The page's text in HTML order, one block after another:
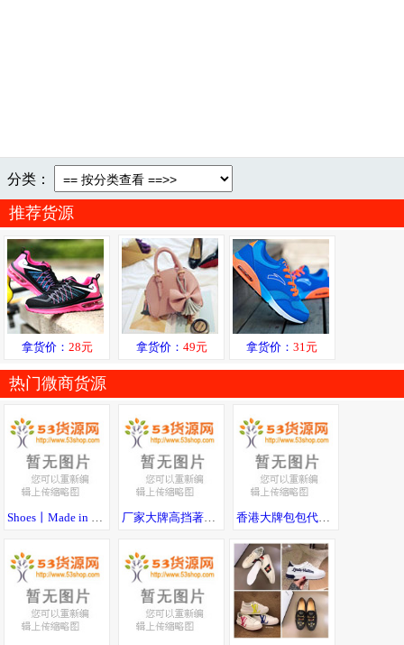
分类：
推荐货源
拿货价： 28元 拿货价： 49元 拿货价：31元
热门微商货源
Shoes丨Made in China丨莆田鞋厂丨无理由退货 厂家大牌高挡著偧口红香水彩妆化妆品护肤品女包爆款仓库一件代发 香港大牌包包代工厂 高端品质 一件代发 直发全球